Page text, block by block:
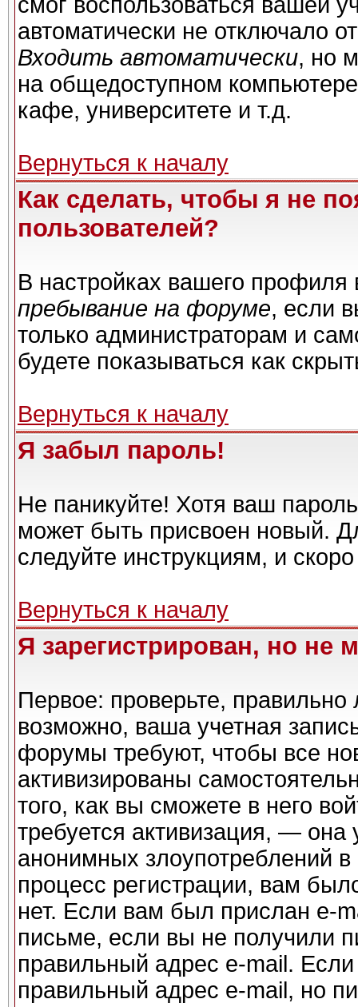
автоматически не отключало
Входить автоматически, но
на общедоступном
кафе, университете и т.д.
Вернуться к началу
Как сделать, чтобы я не
пользователей?
В настройках вашего
пребывание на форуме, если
только администраторам и
будете показываться как
Вернуться к началу
Я забыл пароль!
Не паникуйте! Хотя ваш
может быть присвоен новый.
следуйте инструкциям, и
Вернуться к началу
Я зарегистрирован, но не
Первое: проверьте,
возможно, ваша учетная
форумы требуют, чтобы все
активизированы
того, как вы сможете в него
требуется активизация, —
анонимных злоупотреблений
процесс регистрации, вам
нет. Если вам был прислан e-
письме, если вы не получили
правильный адрес e-mail.
правильный адрес e-mail, но